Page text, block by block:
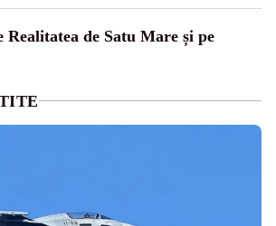
de Satu Mare și pe